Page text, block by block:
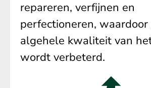
repareren, verfijnen en
perfectioneren, waardoor
algehele kwaliteit van
wordt verbeterd.